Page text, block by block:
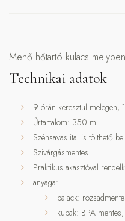
Menő hőtartó kulacs
Technikai adatok
9 órán keresztül melegen,
Űrtartalom: 350 ml
Szénsavas ital is tölthető
Szivárgásmentes
Praktikus akasztóval
anyaga:
palack:
kupak: BPA